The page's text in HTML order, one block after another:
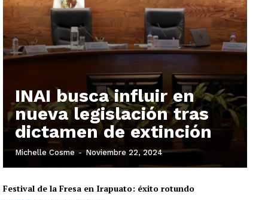
INAI busca influir en
nueva legislación tras
dictamen de extinción
Michelle Cosme - Noviembre 22, 2024
Festival de la Fresa en Irapuato: éxito rotundo